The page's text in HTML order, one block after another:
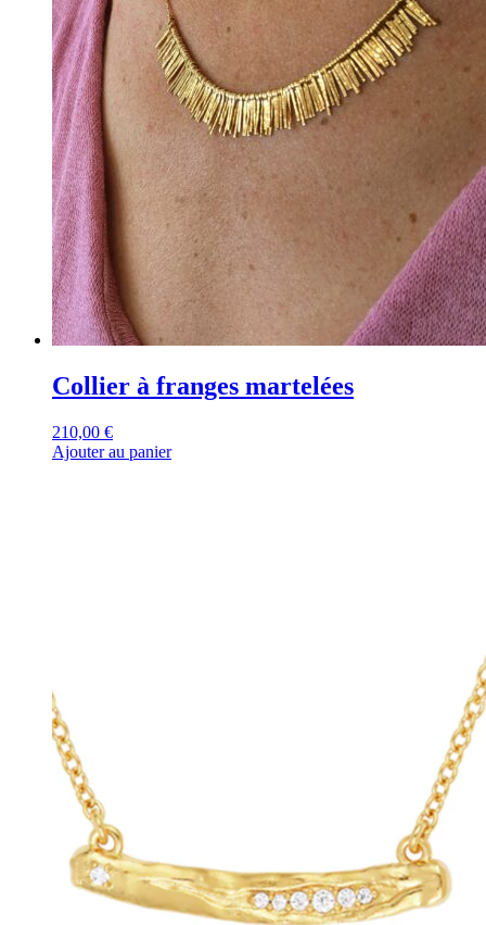
Collier à franges martelées
210,00 €
Ajouter au panier